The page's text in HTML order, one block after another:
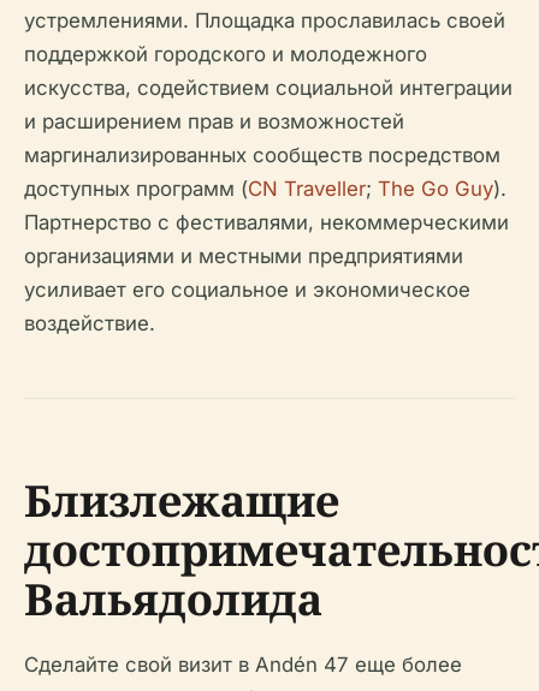
устремлениями. Площадка прославилась своей
поддержкой городского и молодежного
искусства, содействием социальной интеграции
и расширением прав и возможностей
маргинализированных сообществ посредством
доступных программ (CN Traveller; The Go Guy).
Партнерство с фестивалями, некоммерческими
организациями и местными предприятиями
усиливает его социальное и экономическое
воздействие.
Близлежащие
Вальядолида
Сделайте свой визит в Andén 47 еще более